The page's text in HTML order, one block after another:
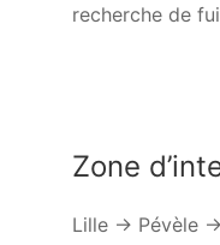
recherche de
Zone
Lille → Pévèle